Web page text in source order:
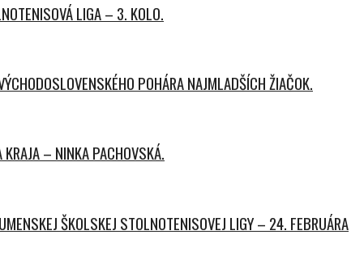
LIGA – 3. KOLO.
POHÁRA NAJMLADŠÍCH ŽIAČOK.
– NINKA PACHOVSKÁ.
ŠKOLSKEJ STOLNOTENISOVEJ LIGY – 24. FEBRUÁRA